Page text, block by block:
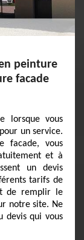
peinture
facade
lorsque vous
un service.
facade, vous
et à
un devis
tarifs de
de remplir le
notre site. Ne
devis qui vous